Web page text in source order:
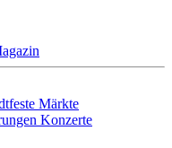
Märkte
Konzerte